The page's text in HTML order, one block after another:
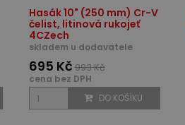
Hasák 10" (250 mm) Cr-V
čelist, litinová rukojeť
4CZech
skladem u dodavatele
695 Kč993 Kč
cena bez DPH
DO KOŠÍKU